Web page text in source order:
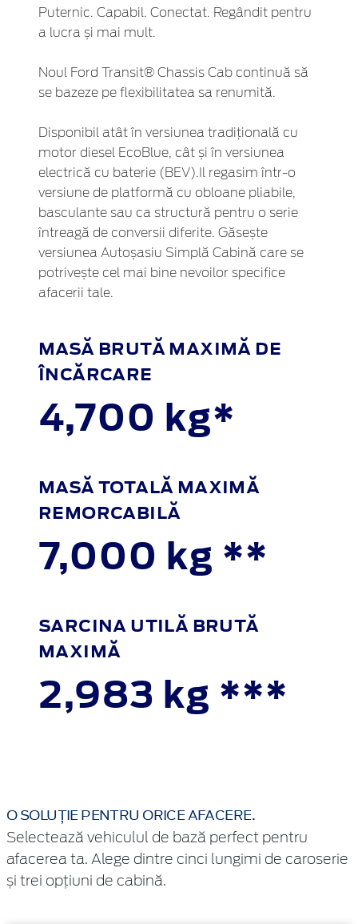
Puternic. Capabil. Conectat. Regândit pentru
a lucra și mai mult.
Noul Ford Transit® Chassis Cab continuă să
se bazeze pe flexibilitatea sa renumită.
Disponibil atât în versiunea tradițională cu
motor diesel EcoBlue, cât și în versiunea
electrică cu baterie (BEV).Il regasim într-o
versiune de platformă cu obloane pliabile,
basculante sau ca structură pentru o serie
întreagă de conversii diferite. Găsește
versiunea Autoșasiu Simplă Cabină care se
potrivește cel mai bine nevoilor specifice
afacerii tale.
MASĂ BRUTĂ MAXIMĂ DE
ÎNCĂRCARE
4,700 kg*
MASĂ TOTALĂ MAXIMĂ
REMORCABILĂ
7,000 kg **
SARCINA UTILĂ BRUTĂ
MAXIMĂ
2,983 kg ***
O SOLUȚIE PENTRU ORICE AFACERE.
Selectează vehiculul de bază perfect pentru
afacerea ta. Alege dintre cinci lungimi de caroserie
și trei opțiuni de cabină.